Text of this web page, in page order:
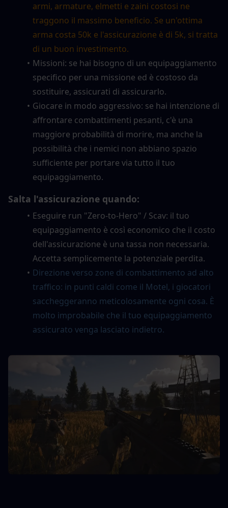
armi, armature, elmetti e zaini costosi ne
traggono il massimo beneficio. Se un'ottima
arma costa 50k e l'assicurazione è di 5k, si tratta
di un buon investimento.
Missioni: se hai bisogno di un equipaggiamento
specifico per una missione ed è costoso da
sostituire, assicurati di assicurarlo.
Giocare in modo aggressivo: se hai intenzione di
affrontare combattimenti pesanti, c'è una
maggiore probabilità di morire, ma anche la
possibilità che i nemici non abbiano spazio
sufficiente per portare via tutto il tuo
equipaggiamento.
Salta l'assicurazione quando:
Eseguire run "Zero-to-Hero" / Scav: il tuo
equipaggiamento è così economico che il costo
dell'assicurazione è una tassa non necessaria.
Accetta semplicemente la potenziale perdita.
Direzione verso zone di combattimento ad alto
traffico: in punti caldi come il Motel, i giocatori
saccheggeranno meticolosamente ogni cosa. È
molto improbabile che il tuo equipaggiamento
assicurato venga lasciato indietro.